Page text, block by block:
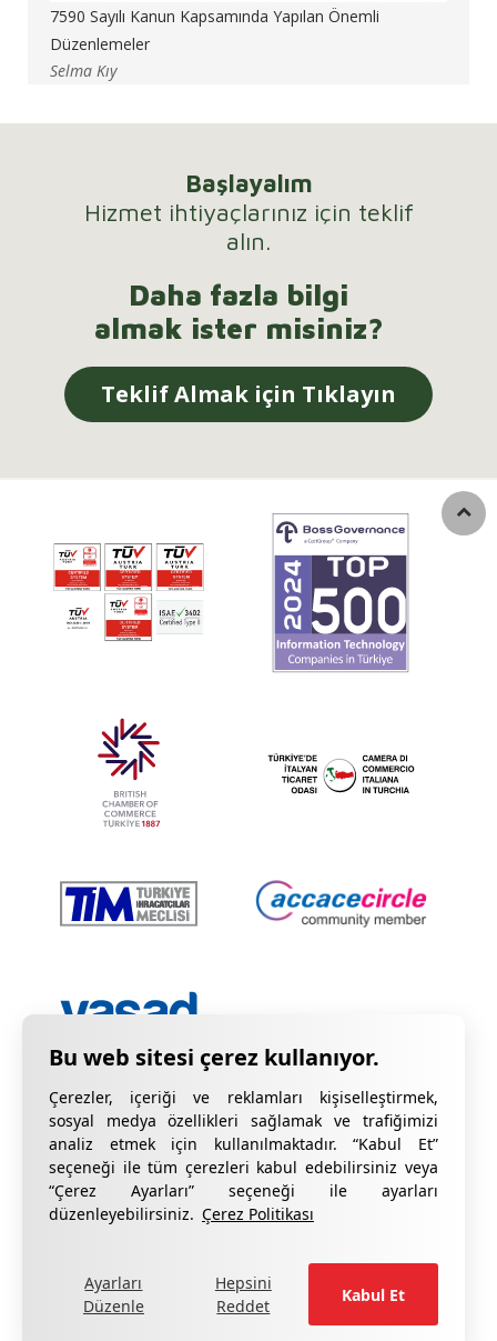
Çerezler, içeriği ve reklamları kişiselleştirmek,
sosyal medya özellikleri sağlamak ve trafiğimizi
analiz etmek için kullanılmaktadır. “Kabul Et”
seçeneği ile tüm çerezleri kabul edebilirsiniz veya
“Çerez Ayarları” seçeneği ile ayarları
düzenleyebilirsiniz. Çerez Politikası
Ayarları
Düzenle
Hepsini
Reddet
Kabul Et
7590 Sayılı Kanun Kapsamında Yapılan Önemli
Düzenlemeler
Selma Kıy
Başlayalım
Hizmet ihtiyaçlarınız için teklif
alın.
Daha fazla bilgi
almak ister misiniz?
Teklif Almak için Tıklayın
Gizlilik Bildirimi
KVKK Hakkında Bilgilendirme
Şikâyetleriniz için lütfen formu doldurun .